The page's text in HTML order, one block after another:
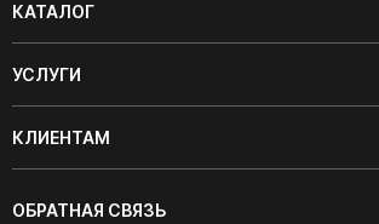
КАТАЛОГ
УСЛУГИ
КЛИЕНТАМ
ОБРАТНАЯ СВЯЗЬ